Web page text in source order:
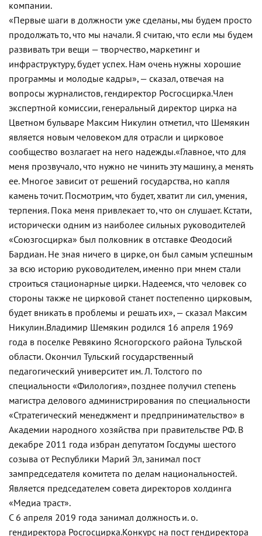
компании.
«Первые шаги в должности уже сделаны, мы будем просто
продолжать то, что мы начали. Я считаю, что если мы будем
развивать три вещи — творчество, маркетинг и
инфраструктуру, будет успех. Нам очень нужны хорошие
программы и молодые кадры», — сказал, отвечая на
вопросы журналистов, гендиректор Росгосцирка.Член
экспертной комиссии, генеральный директор цирка на
Цветном бульваре Максим Никулин отметил, что Шемякин
является новым человеком для отрасли и цирковое
сообщество возлагает на него надежды.«Главное, что для
меня прозвучало, что нужно не чинить эту машину, а менять
ее. Многое зависит от решений государства, но капля
камень точит. Посмотрим, что будет, хватит ли сил, умения,
терпения. Пока меня привлекает то, что он слушает. Кстати,
исторически одним из наиболее сильных руководителей
«Союзгосцирка» был полковник в отставке Феодосий
Бардиан. Не зная ничего в цирке, он был самым успешным
за всю историю руководителем, именно при мнем стали
строиться стационарные цирки. Надеемся, что человек со
стороны также не цирковой станет постепенно цирковым,
будет вникать в проблемы и решать их», — сказал Максим
Никулин.Владимир Шемякин родился 16 апреля 1969
года в поселке Ревякино Ясногорского района Тульской
области. Окончил Тульский государственный
педагогический университет им. Л. Толстого по
специальности «Филология», позднее получил степень
магистра делового администрирования по специальности
«Стратегический менеджмент и предпринимательство» в
Академии народного хозяйства при правительстве РФ. В
декабре 2011 года избран депутатом Госдумы шестого
созыва от Республики Марий Эл, занимал пост
зампредседателя комитета по делам национальностей.
Является председателем совета директоров холдинга
«Медиа траст».
С 6 апреля 2019 года занимал должность и. о.
гендиректора Росгосцирка.Конкурс на пост гендиректора